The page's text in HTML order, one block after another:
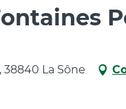
38840 La Sône